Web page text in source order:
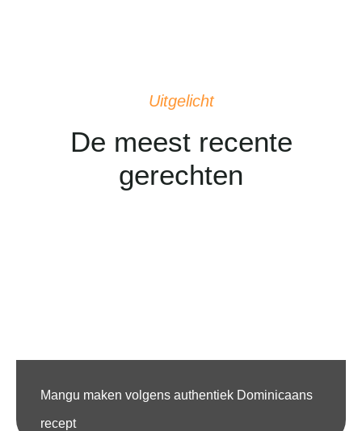
Uitgelicht
De meest recente
gerechten
Mangu maken volgens authentiek Dominicaans
recept